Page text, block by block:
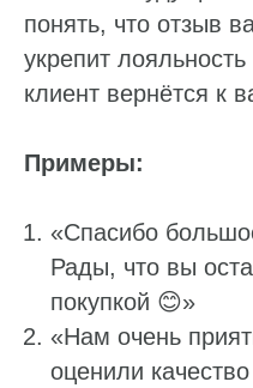
понять, что отзыв
укрепит
клиент вернётся к
Примеры:
«Спасибо
Рады, что вы
покупкой 😊»
«Нам очень
оценили